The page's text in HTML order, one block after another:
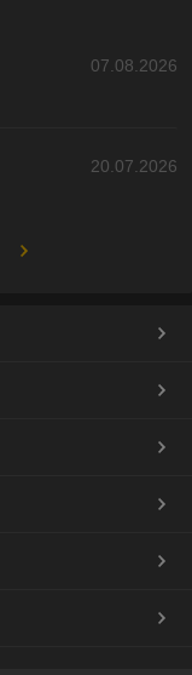
07.08.2026
20.07.2026